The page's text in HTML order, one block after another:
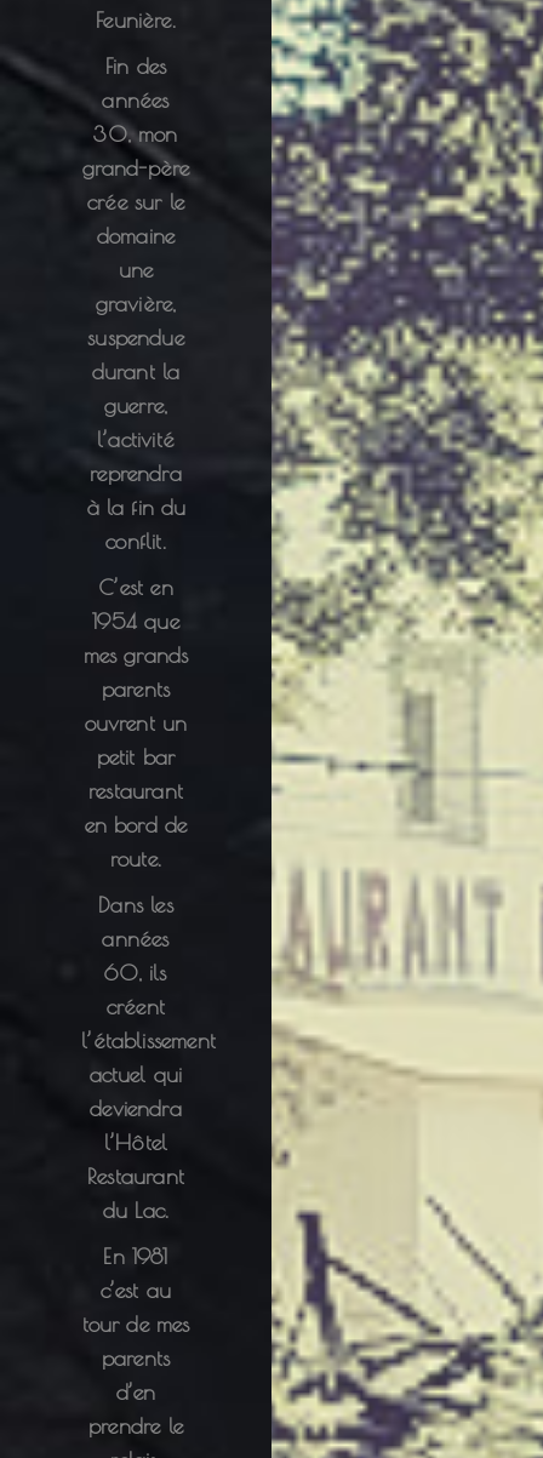
Feunière.
Fin des
années
30, mon
grand-père
crée sur le
domaine
une
gravière,
suspendue
durant la
guerre,
l’activité
reprendra
à la fin du
conflit.
C’est en
1954 que
mes grands
parents
ouvrent un
petit bar
restaurant
en bord de
route.
Dans les
années
60, ils
créent
l’établissement
actuel qui
deviendra
l’Hôtel
Restaurant
du Lac.
En 1981
c’est au
tour de mes
parents
d’en
prendre le